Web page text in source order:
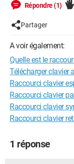
Répondre (1)
Partager
A voir également:
Quelle est le
Télécharger clavier
Raccourci clavier
Raccourci clavier
Raccourci clavier
Raccourci clavier
1 réponse